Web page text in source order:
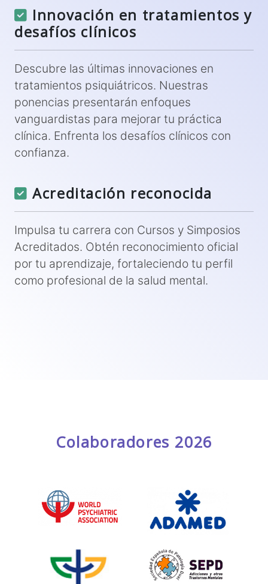
Innovación en tratamientos y
desafíos clínicos
Descubre las últimas innovaciones en
tratamientos psiquiátricos. Nuestras
ponencias presentarán enfoques
vanguardistas para mejorar tu práctica
clínica. Enfrenta los desafíos clínicos con
confianza.
Acreditación reconocida
Impulsa tu carrera con Cursos y Simposios
Acreditados. Obtén reconocimiento oficial
por tu aprendizaje, fortaleciendo tu perfil
como profesional de la salud mental.
Colaboradores 2026